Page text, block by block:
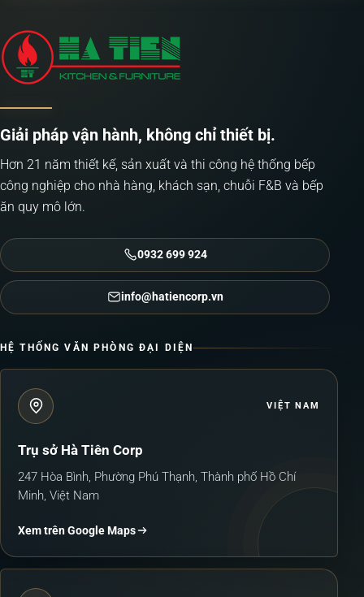
Giải pháp vận hành, không chỉ thiết bị.
Hơn 21 năm thiết kế, sản xuất và thi công hệ thống bếp
công nghiệp cho nhà hàng, khách sạn, chuỗi F&B và bếp
ăn quy mô lớn.
0932 699 924
info@hatiencorp.vn
HỆ THỐNG VĂN PHÒNG ĐẠI DIỆN
VIỆT NAM
Trụ sở Hà Tiên Corp
247 Hòa Bình, Phường Phú Thạnh, Thành phố Hồ Chí
Minh, Việt Nam
Xem trên Google Maps